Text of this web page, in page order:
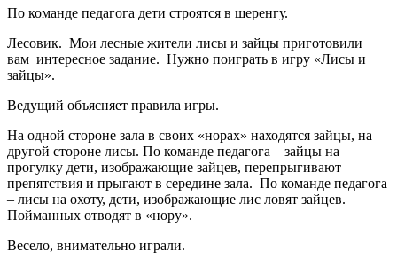
По команде педагога дети строятся в шеренгу.
Лесовик. Мои лесные жители лисы и зайцы приготовили
вам интересное задание. Нужно поиграть в игру «Лисы и
зайцы».
Ведущий объясняет правила игры.
На одной стороне зала в своих «норах» находятся зайцы, на
другой стороне лисы. По команде педагога – зайцы на
прогулку дети, изображающие зайцев, перепрыгивают
препятствия и прыгают в середине зала. По команде педагога
– лисы на охоту, дети, изображающие лис ловят зайцев.
Пойманных отводят в «нору».
Весело, внимательно играли.